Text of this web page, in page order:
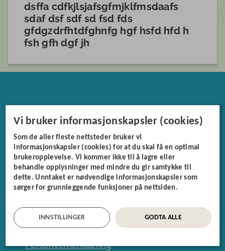
dsffa cdfkjlsjafsgfmjklfmsdaafs
sdaf dsf sdf sd fsd fds
gfdgzdrfhtdfghnfg hgf hsfd hfd h
fsh gfh dgf jh
Friluftsrådet Nordmøre og
Romsdal KO
Idrettsveien 2, 6413 Molde
post@friluftsraad.no
Telefon: 957 32 511
Faktura: EHF til 928528545
Personvernerklæring
Vi bruker informasjonskapsler (cookies)
Som de aller fleste nettsteder bruker vi
informasjonskapsler (cookies) for at du skal få en optimal
brukeropplevelse. Vi kommer ikke til å lagre eller
behandle opplysninger med mindre du gir samtykke til
dette. Unntaket er nødvendige informasjonskapsler som
sørger for grunnleggende funksjoner på nettsiden.
INNSTILLINGER GODTA ALLE